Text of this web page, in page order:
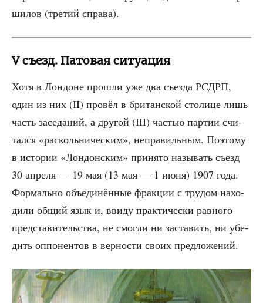
ши­лов (тре­тий справа).
V съезд. Патовая ситуация
Хотя в Лон­доне про­шли уже два съез­да РСДРП,
один из них (II) про­вёл в бри­тан­ской сто­ли­це лишь
часть засе­да­ний, а дру­гой (III) частью пар­тии счи­
тал­ся «рас­коль­ни­че­ским», непра­виль­ным. Поэто­му
в исто­рии «Лон­дон­ским» при­ня­то назы­вать съезд
30 апре­ля — 19 мая (13 мая — 1 июня) 1907 года.
Фор­маль­но объ­еди­нён­ные фрак­ции с тру­дом нахо­
ди­ли общий язык и, вви­ду прак­ти­че­ски рав­но­го
пред­ста­ви­тель­ства, не смог­ли ни заста­вить, ни убе­
дить оппо­нен­тов в вер­но­сти сво­их предложений.